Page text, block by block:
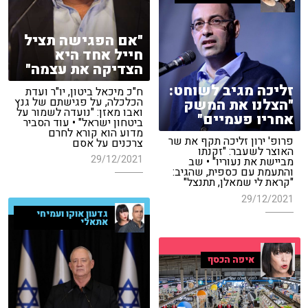
"אם הפגישה תציל
חייל אחד היא
הצדיקה את עצמה"
ח"כ מיכאל ביטון, יו"ר ועדת
הכלכלה, על פגישתם של גנץ
ואבו מאזן: "נועדה לשמור על
ביטחון ישראל" • עוד הסביר
מדוע הוא קורא לחרם
צרכנים על אסם
29/12/2021
זליכה מגיב לשוחט:
"הצלנו את המשק
אחריו פעמיים"
פרופ' ירון זליכה תקף את שר
האוצר לשעבר: "זקנתו
מביישת את נעוריו" • שב
והתעמת עם כספית, שהגיב:
"קראת לי שמאלן, תתנצל"
29/12/2021
גדעון אוקו ועמיחי
אתאלי
איפה הכסף